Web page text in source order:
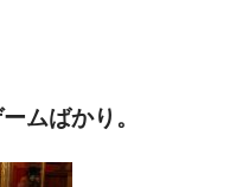
ムばかり。